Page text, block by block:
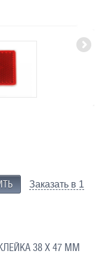
Заказать в 1
38 X 47 ММ